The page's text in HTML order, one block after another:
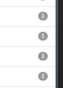
1
1
1
1